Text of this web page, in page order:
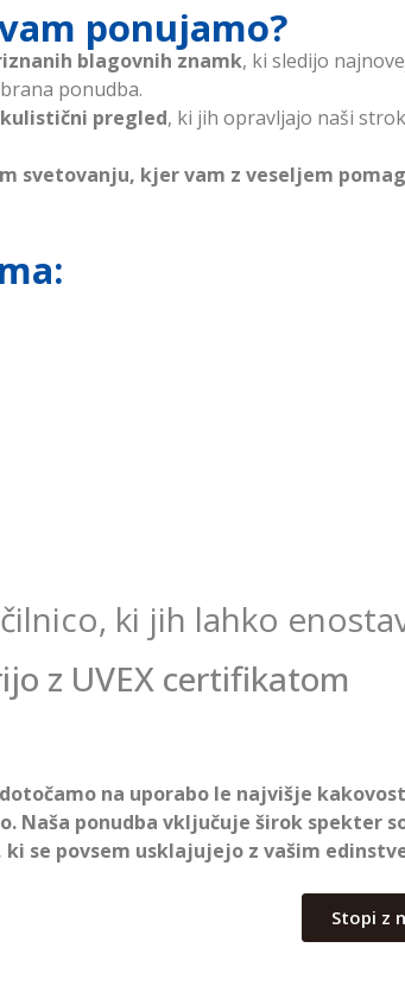
ponujamo?
blagovnih znamk, ki sledijo
ponudba.
pregled, ki jih opravljajo naši
svetovanju, kjer vam z veseljem
ki jih lahko
z UVEX certifikatom
na uporabo le najvišje
Naša ponudba vključuje širok spekter
se povsem usklajujejo z vašim
Stopi z